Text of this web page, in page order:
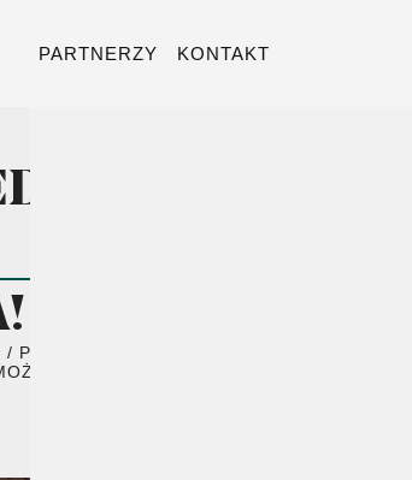
PARTNERZY KONTAKT
PT. NA 4.09.2026 / PT.
ZWRÓCIĆ W MIEJSCU ZAKUPU.